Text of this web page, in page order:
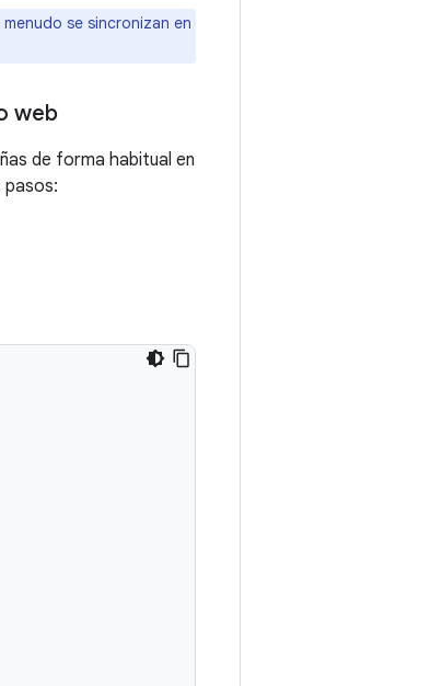
se sincronizan en
web
de forma habitual en
pasos: